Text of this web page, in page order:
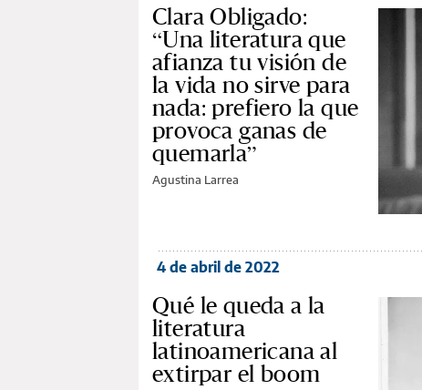
Clara Obligado:
“Una literatura que
afianza tu visión de
la vida no sirve para
nada: prefiero la que
provoca ganas de
quemarla”
Agustina Larrea
4 de abril de 2022
Qué le queda a la
literatura
latinoamericana al
extirpar el boom